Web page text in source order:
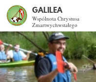
GALILEA
Wspólnota Chrystusa
Zmartwychwstałego
CO